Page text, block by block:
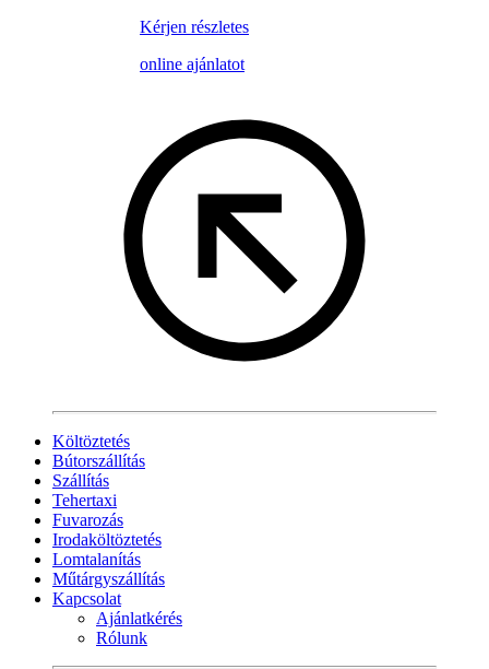
Kérjen részletes
online ajánlatot
Költöztetés
Bútorszállítás
Szállítás
Tehertaxi
Fuvarozás
Irodaköltöztetés
Lomtalanítás
Műtárgyszállítás
Kapcsolat
Ajánlatkérés
Rólunk